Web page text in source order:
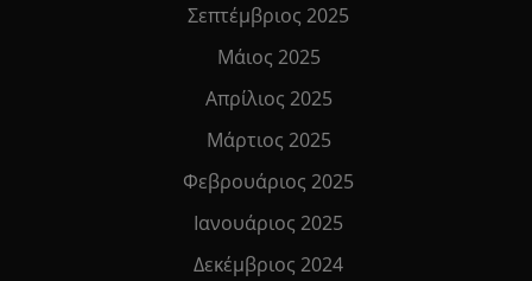
Σεπτέμβριος 2025
Μάιος 2025
Απρίλιος 2025
Μάρτιος 2025
Φεβρουάριος 2025
Ιανουάριος 2025
Δεκέμβριος 2024